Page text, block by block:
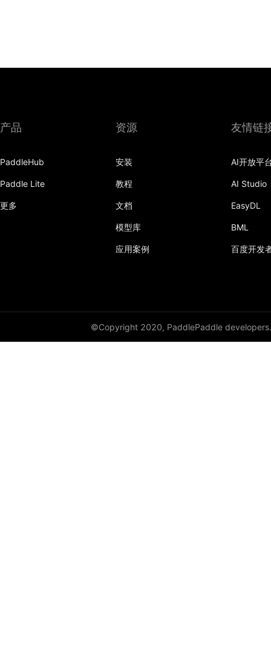
产品
PaddleHub
Paddle Lite
更多
资源
安装
教程
文档
模型库
应用案例
友情链
AI开放平
AI Studio
EasyDL
BML
百度开发
©Copyright 2020, PaddlePaddle developers.